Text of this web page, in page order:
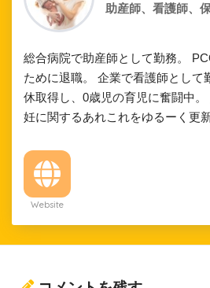
助産師、看護師、
総合病院で助産師として勤務。
ために退職。 企業で看護師として
休取得し、0歳児の育児に奮闘中
妊に関するあれこれをゆるーく更新
Website